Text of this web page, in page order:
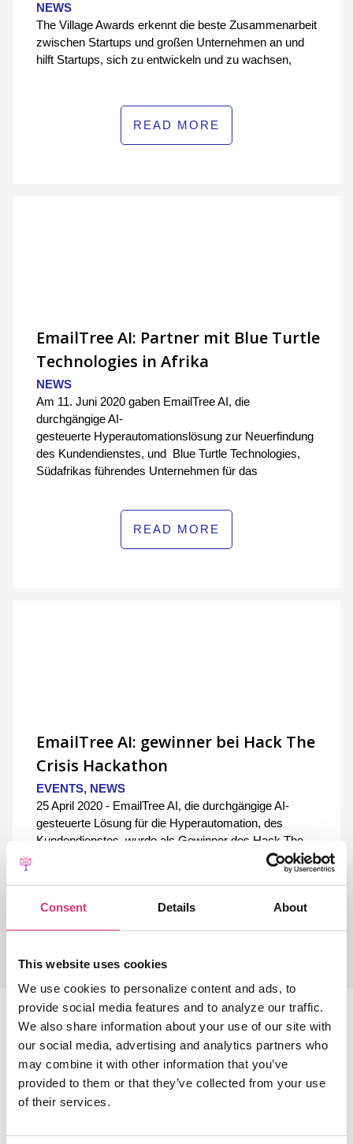
Consent Details About
This website uses cookies
We use cookies to personalize content and ads, to
provide social media features and to analyze our traffic.
We also share information about your use of our site with
our social media, advertising and analytics partners who
may combine it with other information that you’ve
provided to them or that they’ve collected from your use
of their services.
NEWS
The Village Awards erkennt die beste Zusammenarbeit
zwischen Startups und großen Unternehmen an und
hilft Startups, sich zu entwickeln und zu wachsen,
READ MORE
EmailTree AI: Partner mit Blue Turtle
Technologies in Afrika
NEWS
Am 11. Juni 2020 gaben EmailTree AI, die
durchgängige AI-
gesteuerte Hyperautomationslösung zur Neuerfindung
des Kundendienstes, und Blue Turtle Technologies,
Südafrikas führendes Unternehmen für das
READ MORE
EmailTree AI: gewinner bei Hack The
Crisis Hackathon
EVENTS, NEWS
25 April 2020 - EmailTree AI, die durchgängige AI-
gesteuerte Lösung für die ​​Hyperautomation​, des
Kundendienstes, wurde als Gewinner des Hack The
READ MORE
Entdecken Sie weitere Artikel im EmailTree
NewsRoom